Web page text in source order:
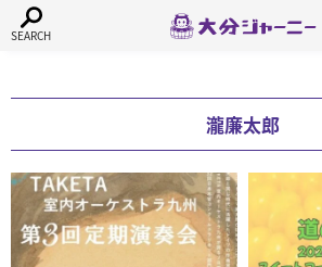
瀧廉太郎